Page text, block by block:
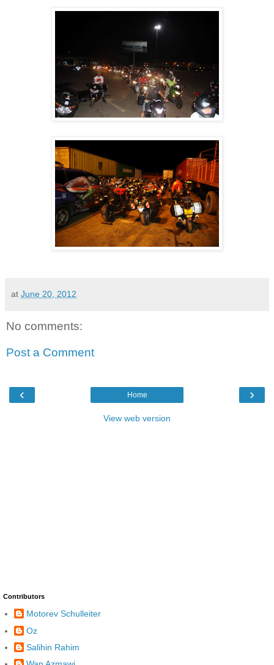
at June 20, 2012
No comments:
Post a Comment
‹ ›
Home
View web version
Contributors
Motorev Schulleiter
Oz
Salihin Rahim